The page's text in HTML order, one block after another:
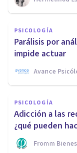
PSICOLOGÍA
Parálisis por
impide actuar
Avance
PSICOLOGÍA
Adicción a las
¿qué pueden
Fromm